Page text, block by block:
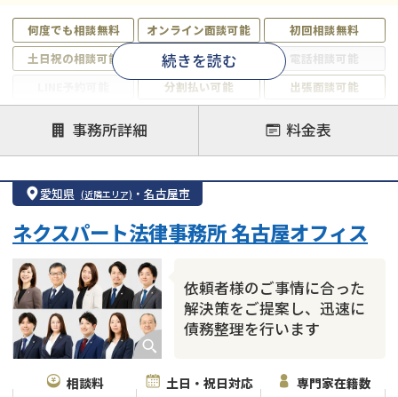
何度でも相談無料 オンライン面談可能
初回相談無料
土日祝の相談可能
19時以降電話可能
電話相談可能
分割払い可能
出張面談可能
借金返済相談・交渉
自己破産
任意整理
個人再生
時効援用
会社破産・法人破産
住宅ローン
消費者金融・サラ金
カードローン
続きを読む
事務所詳細 料金表
愛知県 (近隣エリア) ・ 名古屋市
依頼者様のご事情に合った
解決策をご提案し、迅速に
債務整理を行います
ネクスパート法律事務所 名古屋オフィス
相談料 土日・祝日対応 専門家在籍数